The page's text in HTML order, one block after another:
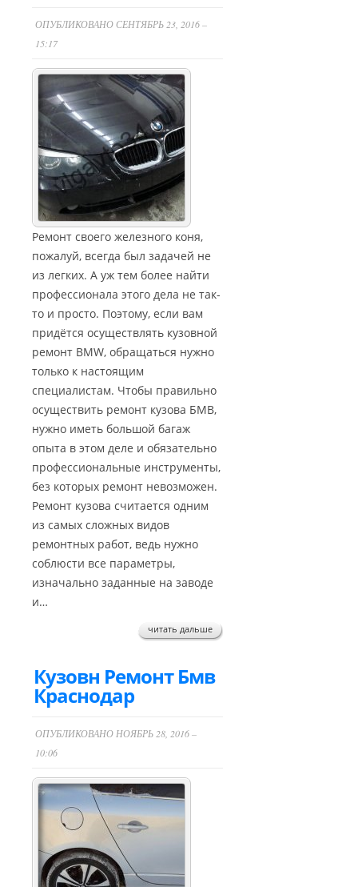
ОПУБЛИКОВАНО СЕНТЯБРЬ 23, 2016 –
15:17
Ремонт своего железного коня,
пожалуй, всегда был задачей не
из легких. А уж тем более найти
профессионала этого дела не так-
то и просто. Поэтому, если вам
придётся осуществлять кузовной
ремонт BMW, обращаться нужно
только к настоящим
специалистам. Чтобы правильно
осуществить ремонт кузова БМВ,
нужно иметь большой багаж
опыта в этом деле и обязательно
профессиональные инструменты,
без которых ремонт невозможен.
Ремонт кузова считается одним
из самых сложных видов
ремонтных работ, ведь нужно
соблюсти все параметры,
изначально заданные на заводе
и…
читать дальше
Кузовн Ремонт Бмв
Краснодар
ОПУБЛИКОВАНО НОЯБРЬ 28, 2016 –
10:06